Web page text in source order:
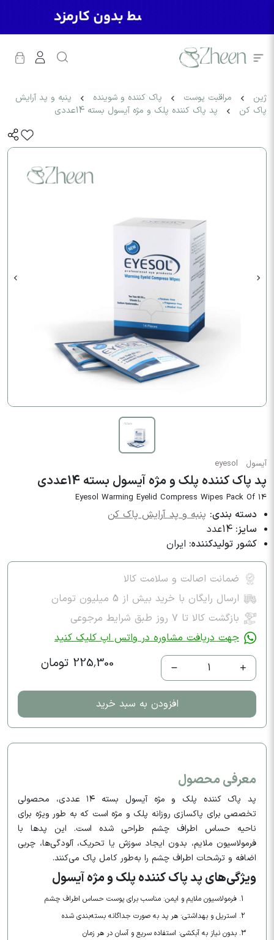
ژین مراقبت پوست پاک کننده و شوینده
پنبه و پد آرایش
پاک کن
پد پاک کننده پلک و مژه آیسول بسته 14عددی
آیسول eyesol
پد پاک کننده پلک و مژه آیسول بسته 14عددی
Eyesol Warming Eyelid Compress Wipes Pack Of 14
دسته بندی: پنبه و پد آرایش پاک کن
سایز: 14عدد
کشور تولیدکننده: ایران
ضمانت اصالت و سلامت کالا
ارسال رایگان با خرید بیش از 5 میلیون تومان
بازگشت کالا تا ۷ روز طبق شرایط مرجوعی
جهت دریافت مشاوره در واتس اپ کلیک کنید
1 225,300 تومان
افزودن به سبد خرید
معرفی محصول
پد پاک کننده پلک و مژه آیسول بسته ۱۴ عددی، محصولی
تخصصی برای پاکسازی روزانه پلک و مژه است که به طور ویژه برای
ناحیه حساس اطراف چشم طراحی شده است. این پدها با
فرمولاسیون ملایم، بدون ایجاد سوزش یا تحریک، آلودگی‌ها، چربی
اضافه و ترشحات اطراف چشم را به‌طور کامل پاک می‌کنند.
ویژگی‌های پد پاک کننده پلک و مژه آیسول
فرمولاسیون ملایم و ایمن: مناسب برای پوست حساس اطراف چشم
استریل و بهداشتی: هر پد به صورت جداگانه بسته‌بندی شده
بدون نیاز به آبکشی: استفاده سریع و آسان در هر زمان